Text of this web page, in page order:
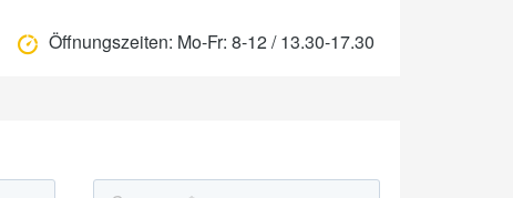
Öffnungszeiten: Mo-Fr: 8-12 / 13.30-17.30